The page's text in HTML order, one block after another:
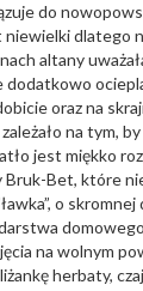
do
dlatego
altany
oraz na
na tym,
jest miękko
Bet, które
o
na wolnym
herbaty,